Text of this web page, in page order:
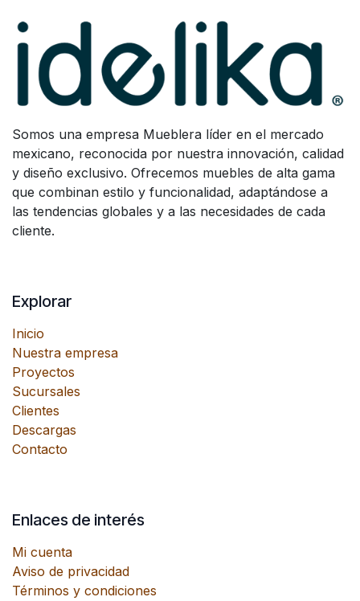
Somos una empresa Mueblera líder en el mercado
mexicano, reconocida por nuestra innovación, calidad
y diseño exclusivo. Ofrecemos muebles de alta gama
que combinan estilo y funcionalidad, adaptándose a
las tendencias globales y a las necesidades de cada
cliente.
Explorar
Inicio
Nuestra empresa
Proyectos
Sucursales
Clientes
Descargas
Contacto
Enlaces de interés
Mi cuenta
Aviso de privacidad
Términos y condiciones